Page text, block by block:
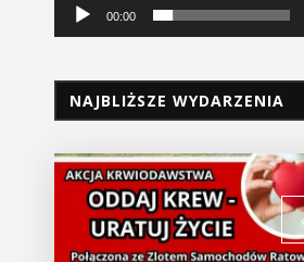
00:00
NAJBLIŻSZE WYDARZENIA